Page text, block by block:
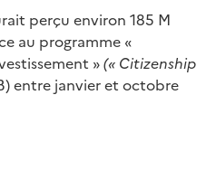
perçu environ 185 M
au programme «
»(« Citizenship
entre janvier et octobre